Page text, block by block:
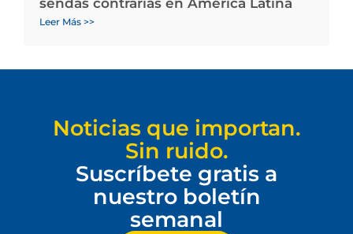
sendas contrarias en América Latina
Leer Más >>
Noticias que importan.
Sin ruido.
Suscríbete gratis a
nuestro boletín
semanal